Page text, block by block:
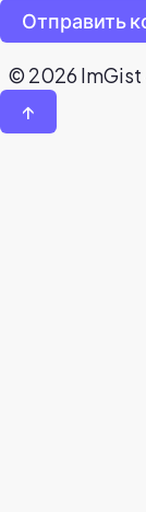
Отправить
© 2026 ImGist
↑